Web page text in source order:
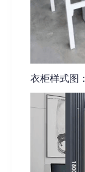
衣柜样式图：